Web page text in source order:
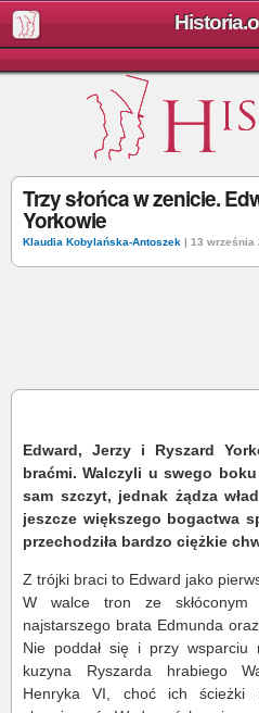
Trzy słońca w zenicie.
Yorkowie
Klaudia Kobylańska-Antoszek | 13 września
Edward, Jerzy i Ryszard
braćmi. Walczyli u swego
sam szczyt, jednak żądza
jeszcze większego bogactwa
przechodziła bardzo ciężkie
Z trójki braci to Edward jako
W walce tron ze skłóconym
najstarszego brata Edmunda
Nie poddał się i przy wsparciu
kuzyna Ryszarda hrabiego
Henryka VI, choć ich ścieżki